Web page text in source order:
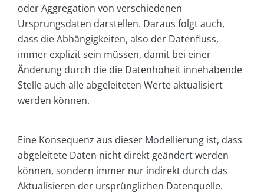
oder Aggregation von verschiedenen
Ursprungsdaten darstellen. Daraus folgt auch,
dass die Abhängigkeiten, also der Datenfluss,
immer explizit sein müssen, damit bei einer
Änderung durch die die Datenhoheit innehabende
Stelle auch alle abgeleiteten Werte aktualisiert
werden können.
Eine Konsequenz aus dieser Modellierung ist, dass
abgeleitete Daten nicht direkt geändert werden
können, sondern immer nur indirekt durch das
Aktualisieren der ursprünglichen Datenquelle.